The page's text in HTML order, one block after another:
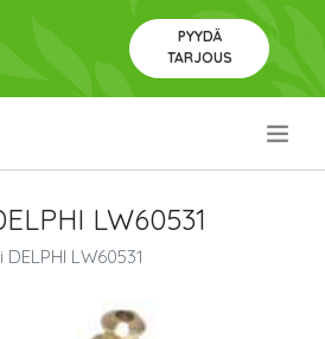
PYYDÄ
TARJOUS
LW60531
LW60531